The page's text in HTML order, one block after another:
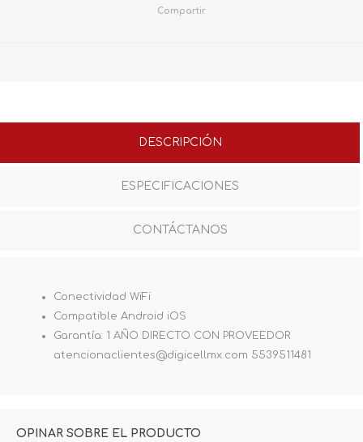
Compartir
DESCRIPCIÓN
ESPECIFICACIONES
CONTÁCTANOS
Conectividad WiFi
Compatible Android iOS
Garantía: 1 AÑO DIRECTO CON PROVEEDOR
atencionaclientes@digicellmx.com 5539511481
OPINAR SOBRE EL PRODUCTO